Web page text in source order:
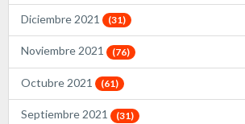
Diciembre 2021 (31)
Noviembre 2021 (76)
Octubre 2021 (61)
Septiembre 2021 (31)